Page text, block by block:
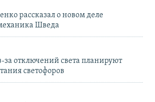
рассказал о новом деле
Шведа
за отключений света планируют
светофоров